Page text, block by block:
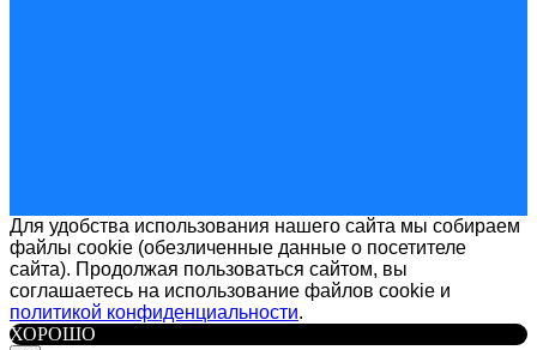
Для удобства использования нашего сайта мы собираем
файлы cookie (обезличенные данные о посетителе
сайта). Продолжая пользоваться сайтом, вы
соглашаетесь на использование файлов cookie и
политикой конфиденциальности.
ХОРОШО